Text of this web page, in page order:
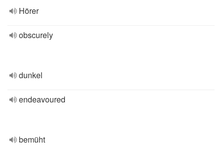
Hörer
obscurely
dunkel
endeavoured
bemüht